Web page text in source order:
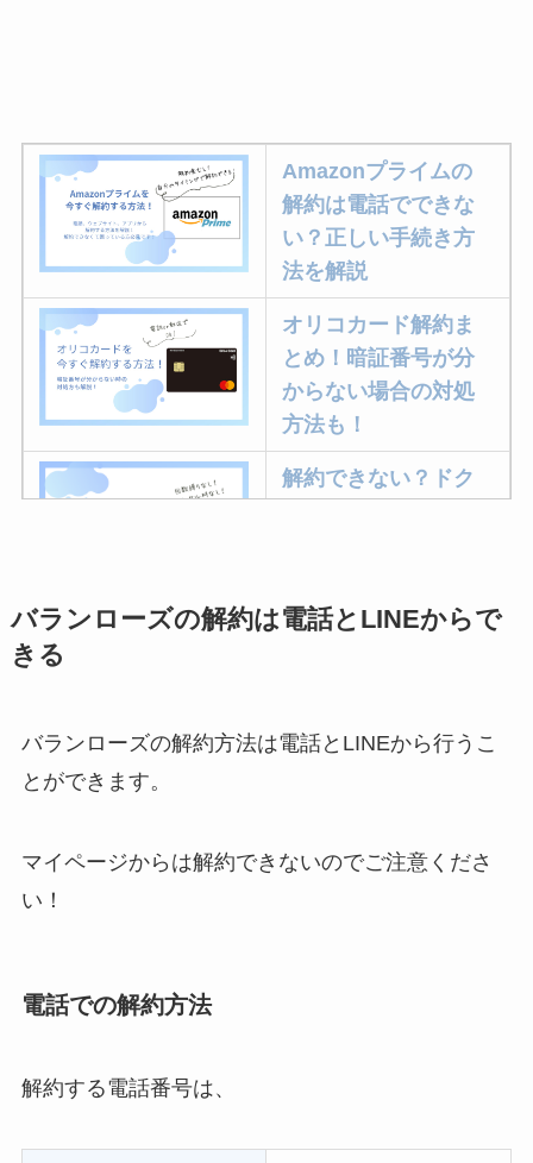
Amazonプライムの
解約は電話でできな
い？正しい手続き方
法を解説
オリコカード解約ま
とめ！暗証番号が分
からない場合の対処
方法も！
解約できない？ドク
ミュゼプラチナムの
ベストタイミングを
詳しく解説！
なぜ解約できない？
バランローズの解約は電話とLINEからで
きる
バランローズの解約方法は電話とLINEから行うこ
とができます。
マイページからは解約できないのでご注意くださ
い！
電話での解約方法
解約する電話番号は、